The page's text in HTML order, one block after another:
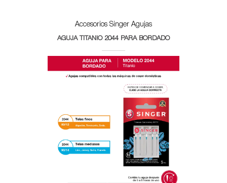
Accesorios Singer Agujas
AGUJA TITANIO 2044 PARA BORDADO